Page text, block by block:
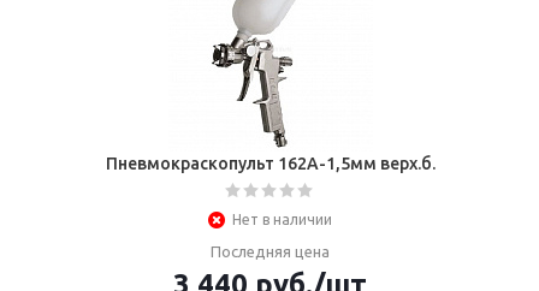
Пневмокраскопульт 162А-1,5мм верх.б.
Нет в наличии
Последняя цена
3 440 руб./шт